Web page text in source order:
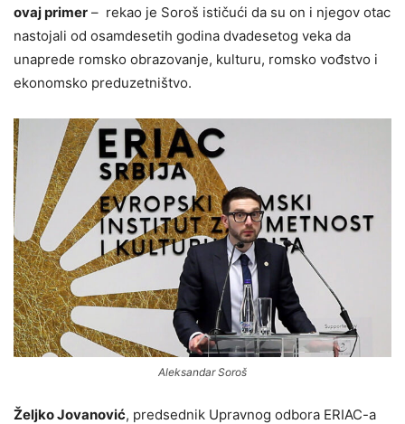
ovaj primer – rekao je Soroš ističući da su on i njegov otac
nastojali od osamdesetih godina dvadesetog veka da
unaprede romsko obrazovanje, kulturu, romsko vođstvo i
ekonomsko preduzetništvo.
Aleksandar Soroš
Željko Jovanović, predsednik Upravnog odbora ERIAC-a